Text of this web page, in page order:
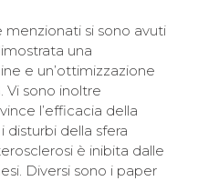
menzionati si sono avuti
una
e un’ottimizzazione
Vi sono inoltre
l’efficacia della
della sfera
è inibita dalle
Diversi sono i paper